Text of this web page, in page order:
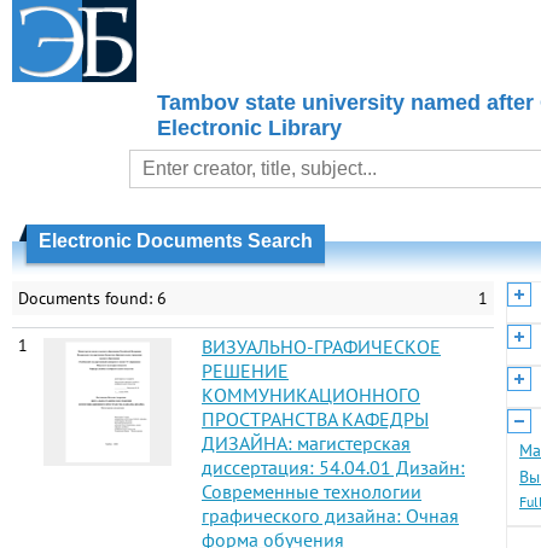
Tambov state university named after
Electronic Library
Electronic Documents Search
Documents found: 6 1
1
ВИЗУАЛЬНО-ГРАФИЧЕСКОЕ
РЕШЕНИЕ
КОММУНИКАЦИОННОГО
ПРОСТРАНСТВА КАФЕДРЫ
ДИЗАЙНА: магистерская
диссертация: 54.04.01 Дизайн:
Современные технологии
графического дизайна: Очная
форма обучения